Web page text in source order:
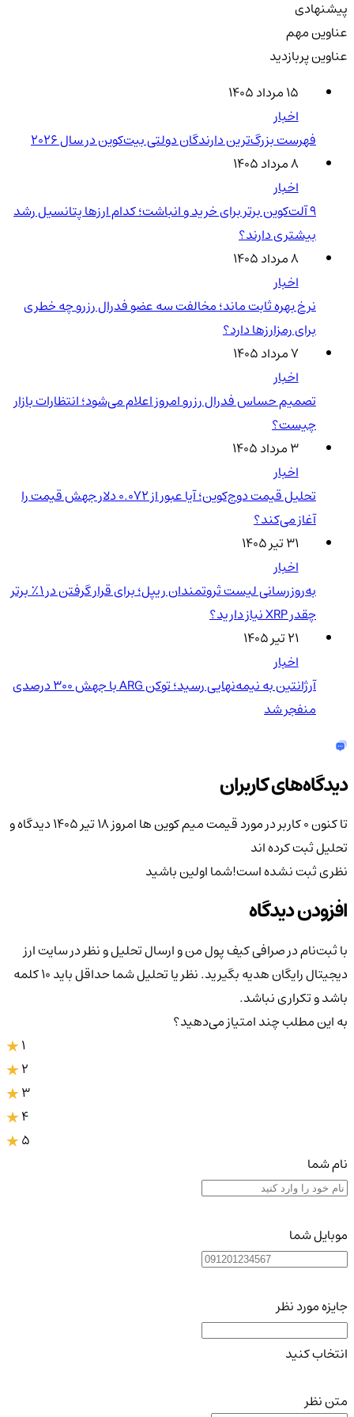
پیشنهادی
عناوین مهم
عناوین پربازدید
۱۵ مرداد ۱۴۰۵
اخبار
فهرست بزرگ‌ترین دارندگان دولتی بیت‌کوین در سال 2026
۸ مرداد ۱۴۰۵
اخبار
۹ آلت‌کوین برتر برای خرید و انباشت؛ کدام ارزها پتانسیل رشد
بیشتری دارند؟
۸ مرداد ۱۴۰۵
اخبار
نرخ بهره ثابت ماند؛ مخالفت سه عضو فدرال رزرو چه خطری
برای رمزارزها دارد؟
۷ مرداد ۱۴۰۵
اخبار
تصمیم حساس فدرال رزرو امروز اعلام می‌شود؛ انتظارات بازار
چیست؟
۳ مرداد ۱۴۰۵
اخبار
تحلیل قیمت دوج‌کوین؛ آیا عبور از ۰.۰۷۲ دلار جهش قیمت را
آغاز می‌کند؟
۳۱ تیر ۱۴۰۵
اخبار
به‌روزرسانی لیست ثروتمندان ریپل؛ برای قرار گرفتن در ۱٪ برتر
چقدر XRP نیاز دارید؟
۲۱ تیر ۱۴۰۵
اخبار
آرژانتین به نیمه‌نهایی رسید؛ توکن ARG با جهش ۳۰۰ درصدی
منفجر شد
دیدگاه‌های کاربران
تا کنون 0 کاربر در مورد قیمت میم کوین ها امروز ۱۸ تیر ۱۴۰۵
دیدگاه و
تحلیل ثبت کرده اند
نظری ثبت نشده است!شما اولین باشید
افزودن دیدگاه
با ثبت‌نام در صرافی کیف پول من و ارسال تحلیل و نظر در سایت ارز
دیجیتال رایگان هدیه بگیرید. نظر یا تحلیل شما حداقل باید ۱۰ کلمه
باشد و تکراری نباشد.
به این مطلب چند امتیاز می‌دهید؟
3
4
5
نام شما
موبایل شما
جایزه مورد نظر
انتخاب کنید
متن نظر